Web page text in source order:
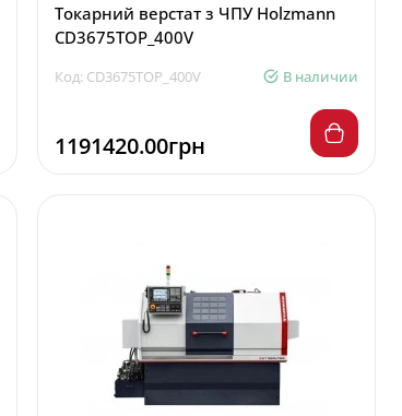
Токарний верстат з ЧПУ Holzmann
CD3675TOP_400V
Код: CD3675TOP_400V В наличии
1191420.00грн